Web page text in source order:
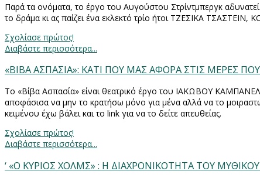
Παρά τα ονόματα, το έργο του Αυγούστου Στρίντμπεργκ
το δράμα κι ας παίζει ένα εκλεκτό τρίο ήτοι ΤΖΕΣΙΚΑ
Σχολίασε πρώτος!
Διαβάστε περισσότερα...
«ΒΙΒΑ ΑΣΠΑΣΙΑ»: ΚΑΤΙ ΠΟΥ ΜΑΣ ΑΦΟΡΑ ΣΤΙΣ ΜΕΡΕΣ
Το «Βίβα Ασπασία» είναι θεατρικό έργο του ΙΑΚΩΒΟΥ
αποφάσισα να μην το κρατήσω μόνο για μένα αλλά να το
κειμένου έχω βάλει και το link για να το δείτε απευθείας.
Σχολίασε πρώτος!
Διαβάστε περισσότερα...
‘ «Ο ΚΥΡΙΟΣ ΧΟΛΜΣ» : Η ΔΙΑΧΡΟΝΙΚΟΤΗΤΑ ΤΟΥ